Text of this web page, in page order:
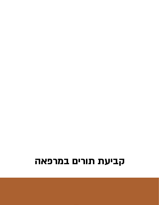
קביעת תורים במרפאה